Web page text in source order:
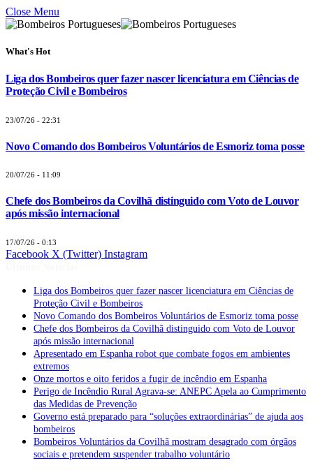
Close Menu
What's Hot
Liga dos Bombeiros quer fazer nascer licenciatura em Ciências de
Proteção Civil e Bombeiros
23/07/26 - 22:31
Novo Comando dos Bombeiros Voluntários de Esmoriz toma posse
20/07/26 - 11:09
Chefe dos Bombeiros da Covilhã distinguido com Voto de Louvor
após missão internacional
17/07/26 - 0:13
Facebook X (Twitter) Instagram
Liga dos Bombeiros quer fazer nascer licenciatura em Ciências de
Proteção Civil e Bombeiros
Novo Comando dos Bombeiros Voluntários de Esmoriz toma posse
Chefe dos Bombeiros da Covilhã distinguido com Voto de Louvor
após missão internacional
Apresentado em Espanha robot que combate fogos em ambientes
extremos
Onze mortos e oito feridos a fugir de incêndio em Espanha
Perigo de Incêndio Rural Agrava-se: ANEPC Apela ao Cumprimento
das Medidas de Prevenção
Governo está preparado para “soluções extraordinárias” de ajuda aos
bombeiros
Bombeiros Voluntários da Covilhã mostram desagrado com órgãos
sociais e pretendem suspender trabalho voluntário